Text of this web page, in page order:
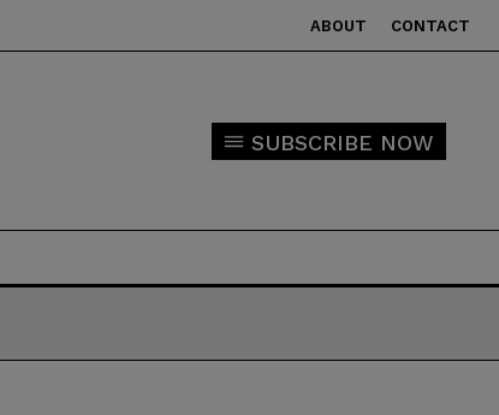
ABOUT CONTACT
SUBSCRIBE NOW